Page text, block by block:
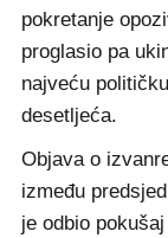
pokretanje
proglasio pa
najveću
desetljeća.
Objava o
između
je odbio